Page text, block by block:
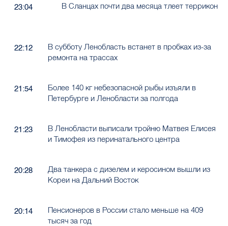
23:04 В Сланцах почти два месяца тлеет террикон
22:12
В субботу Ленобласть встанет в пробках из-за
ремонта на трассах
21:54
Более 140 кг небезопасной рыбы изъяли в
Петербурге и Ленобласти за полгода
21:23
В Ленобласти выписали тройню Матвея Елисея
и Тимофея из перинатального центра
20:28
Два танкера с дизелем и керосином вышли из
Кореи на Дальний Восток
20:14
Пенсионеров в России стало меньше на 409
тысяч за год